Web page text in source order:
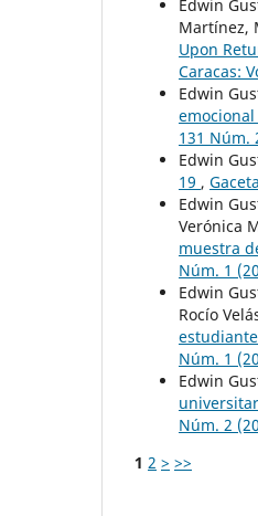
Edwin
Martínez,
Upon
Caracas:
Edwin
131 Núm.
Edwin
19 ,
Edwin
Verónica
muestra
Núm. 1
Edwin
Rocío
Núm. 1
Edwin
Núm. 2
1 2 > >>